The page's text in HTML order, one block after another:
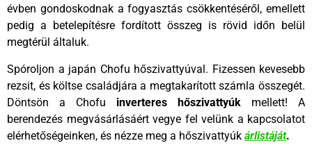
évben gondoskodnak a fogyasztás csökkentéséről, emellett
pedig a betelepítésre fordított összeg is rövid időn belül
megtérül általuk.
Spóroljon a japán Chofu hőszivattyúval. Fizessen kevesebb
rezsit, és költse családjára a megtakarított számla összegét.
Döntsön a Chofu inverteres hőszivattyúk mellett! A
berendezés megvásárlásáért vegye fel velünk a kapcsolatot
elérhetőségeinken, és nézze meg a hőszivattyúk árlistáját.